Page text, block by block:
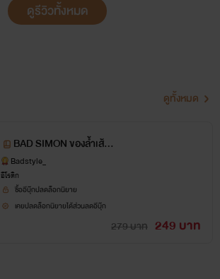
ดูรีวิวทั้งหมด
ดูทั้งหมด
BAD SIMON ของล้ำเส้น(เ
พลย์บอย)
Badstyle_
อีโรติก
ซื้ออีบุ๊กปลดล็อกนิยาย
เคยปลดล็อกนิยายได้ส่วนลดอีบุ๊ก
279 บาท 249 บาท